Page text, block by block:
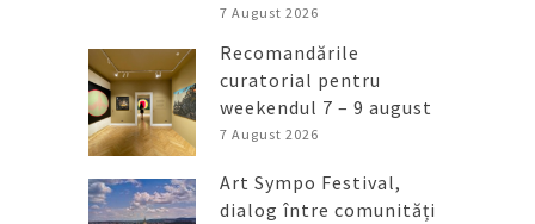
7 August 2026
Recomandările
curatorial pentru
weekendul 7 – 9 august
7 August 2026
Art Sympo Festival,
dialog între comunități